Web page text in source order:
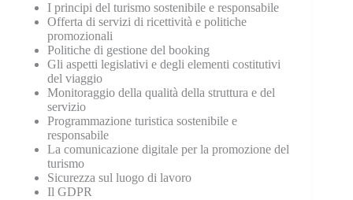
I principi del turismo sostenibile e responsabile
Offerta di servizi di ricettività e politiche
promozionali
Politiche di gestione del booking
Gli aspetti legislativi e degli elementi costitutivi
del viaggio
Monitoraggio della qualità della struttura e del
servizio
Programmazione turistica sostenibile e
responsabile
La comunicazione digitale per la promozione del
turismo
Sicurezza sul luogo di lavoro
Il GDPR